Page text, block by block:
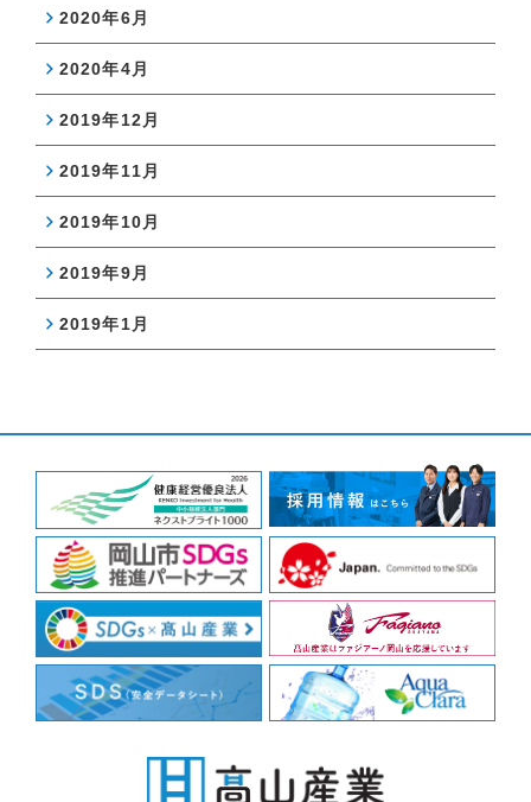
2020年6月
2020年4月
2019年12月
2019年11月
2019年10月
2019年9月
2019年1月